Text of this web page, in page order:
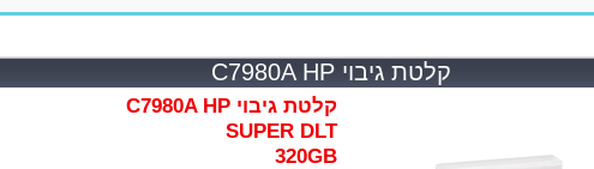
קלטת גיבוי C7980A HP
קלטת גיבוי C7980A HP
SUPER DLT
320GB